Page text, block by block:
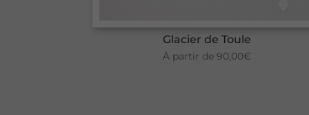
Glacier de Toule
À partir de 90,00€